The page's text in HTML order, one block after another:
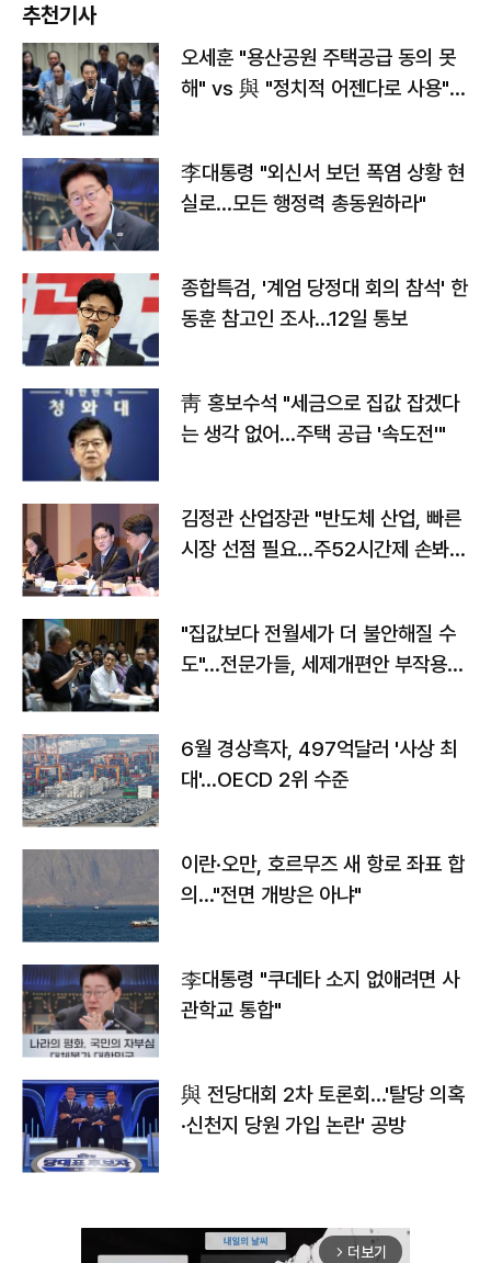
추천기사
오세훈 "용산공원 주택공급 동의 못
해" vs 與 "정치적 어젠다로 사용"
李대통령 "외신서 보던 폭염 상황 현
실로…모든 행정력 총동원하라"
종합특검, '계엄 당정대 회의 참석' 한
동훈 참고인 조사...12일 통보
靑 홍보수석 "세금으로 집값 잡겠다
는 생각 없어…주택 공급 '속도전'"
김정관 산업장관 "반도체 산업, 빠른
시장 선점 필요…주52시간제 손봐
"집값보다 전월세가 더 불안해질 수
도"…전문가들, 세제개편안 부작용
6월 경상흑자, 497억달러 '사상 최
대'…OECD 2위 수준
이란·오만, 호르무즈 새 항로 좌표 합
의…"전면 개방은 아냐"
李대통령 "쿠데타 소지 없애려면 사
관학교 통합"
與 전당대회 2차 토론회…'탈당 의혹
·신천지 당원 가입 논란' 공방
arrow_forward_ios 더보기